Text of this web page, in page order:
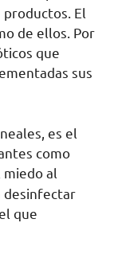
El
de ellos. Por
que
sus
es el
como
miedo al
desinfectar
que